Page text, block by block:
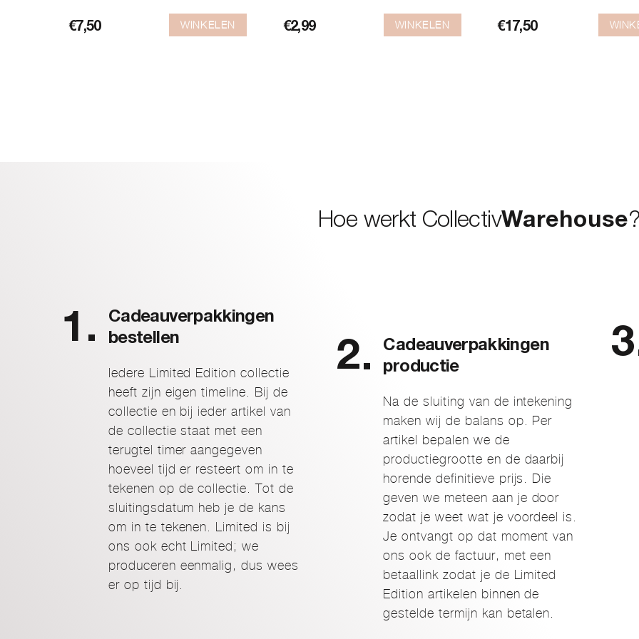
€7,50 WINKELEN €2,99 WINKELEN €17,50
Hoe werkt CollectivWarehouse
Cadeauverpakkingen
bestellen
Iedere Limited Edition collectie
heeft zijn eigen timeline. Bij de
collectie en bij ieder artikel van
de collectie staat met een
terugtel timer aangegeven
hoeveel tijd er resteert om in te
tekenen op de collectie. Tot de
sluitingsdatum heb je de kans
om in te tekenen. Limited is bij
ons ook echt Limited; we
produceren eenmalig, dus wees
er op tijd bij.
Cadeauverpakkingen
productie
Na de sluiting van de intekening
maken wij de balans op. Per
artikel bepalen we de
productiegrootte en de daarbij
horende definitieve prijs. Die
geven we meteen aan je door
zodat je weet wat je voordeel is.
Je ontvangt op dat moment van
ons ook de factuur, met een
betaallink zodat je de Limited
Edition artikelen binnen de
gestelde termijn kan betalen.